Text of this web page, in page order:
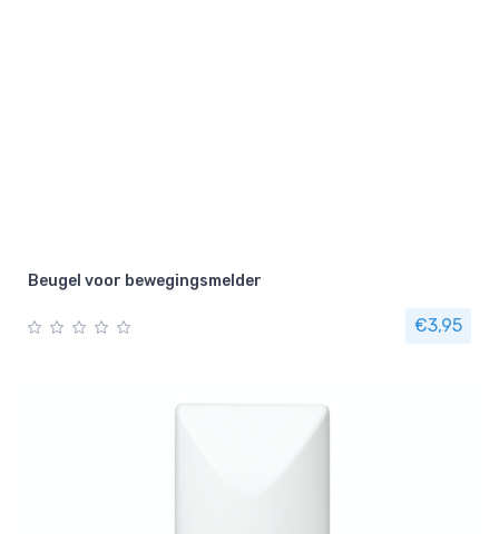
Beugel voor bewegingsmelder
€3,95